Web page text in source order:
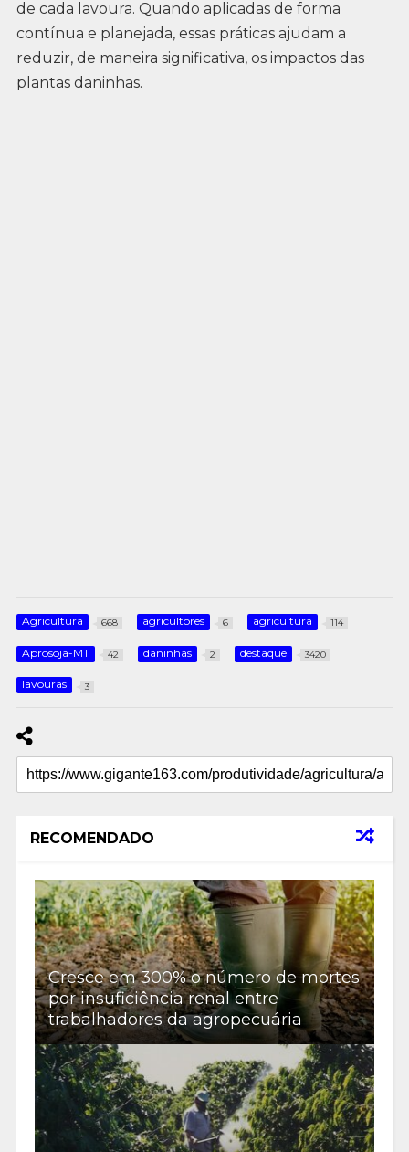
de cada lavoura. Quando aplicadas de forma
contínua e planejada, essas práticas ajudam a
reduzir, de maneira significativa, os impactos das
plantas daninhas.
Agricultura 668 agricultores 6 agricultura 114
Aprosoja-MT 42 daninhas 2 destaque 3420
lavouras 3
RECOMENDADO
Cresce em 300% o número de mortes
por insuficiência renal entre
trabalhadores da agropecuária